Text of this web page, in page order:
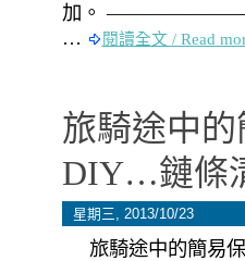
加。
…
閱讀全文 / Read
旅騎途中
DIY…鏈條
星期三, 2013/10/23
旅騎途中的簡易